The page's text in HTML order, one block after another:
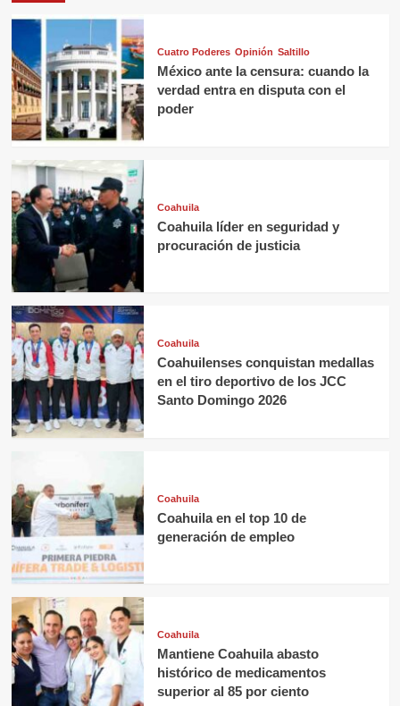
Cuatro Poderes Opinión Saltillo
México ante la censura: cuando la
verdad entra en disputa con el
poder
Coahuila
Coahuila líder en seguridad y
procuración de justicia
Coahuila
Coahuilenses conquistan medallas
en el tiro deportivo de los JCC
Santo Domingo 2026
Coahuila
Coahuila en el top 10 de
generación de empleo
Coahuila
Mantiene Coahuila abasto
histórico de medicamentos
superior al 85 por ciento